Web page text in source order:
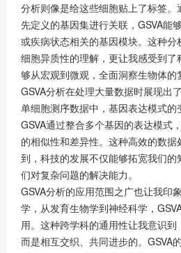
分析则像是给这些细胞贴上了标签
先定义的基因集进行关联，GSVA能
或疾病状态相关的基因模块。这种
细胞异质性的理解，更让我感受到
够从宏观到微观，全面洞察生物体的
GSVA分析在处理大量数据时展现出
单细胞测序数据中，基因表达模式的
GSVA通过整合多个基因的表达模式
的相似性和差异性。这种高效的数
到，科技的发展不仅能够拓宽我们
们对复杂问题的解决能力。
GSVA分析的应用范围之广也让我印
学，从发育生物学到神经科学，
用。这种跨学科的通用性让我意识到
而是相互交织、共同进步的。GSVA